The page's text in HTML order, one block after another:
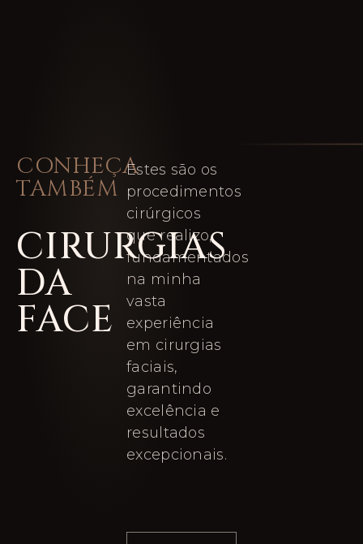
CONHEÇA
TAMBÉM
CIRURGIAS
DA
FACE
Estes são os
procedimentos
cirúrgicos
que realizo,
fundamentados
na minha
vasta
experiência
em cirurgias
faciais,
garantindo
excelência e
resultados
excepcionais.